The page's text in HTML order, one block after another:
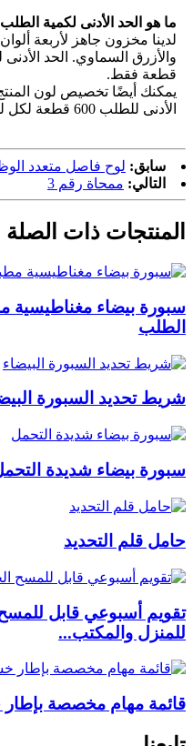
ما هو الحد الأدنى لكمية الطلب
لدينا مخزون جاهز لأربعة
قطعة فقط.
يمكنك أيضًا تخصيص لون
الأدنى للطلب 600 قطعة لكل لون.
سابق: لوح فاصل متعدد
التالي: ممحاة رقم 3
المنتجات ذات الصلة
سبورة بيضاء
الطلب
شريط تحديد السبورة
سبورة بيضاء شديدة
حامل قلم التحديد
تقويم أسبوعي قابل
للمنزل والمكتب...
قائمة مهام مخصصة